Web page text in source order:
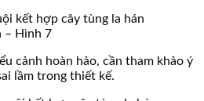
kết hợp cây tùng la hán
– Hình 7
cảnh hoàn hảo, cần tham khảo ý
lầm trong thiết kế.